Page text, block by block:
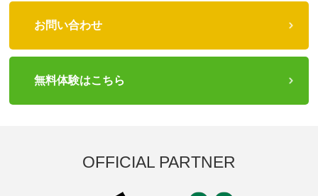
お問い合わせ
無料体験はこちら
OFFICIAL PARTNER